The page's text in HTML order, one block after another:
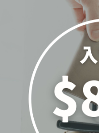
極簡風雙耳扣式真皮方